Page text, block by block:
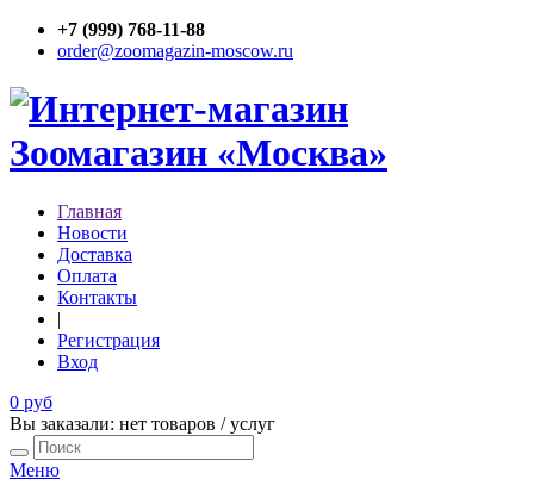
+7 (999) 768-11-88
order@zoomagazin-moscow.ru
Главная
Новости
Доставка
Оплата
Контакты
|
Регистрация
Вход
0 руб
Вы заказали: нет товаров / услуг
Меню